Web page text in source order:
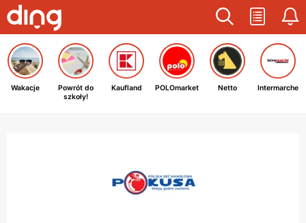
Wakacje
Powrót do
szkoły!
Kaufland POLOmarket Netto Intermarche